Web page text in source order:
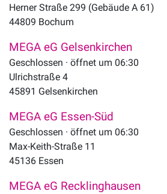
Herner Straße 299 (Gebäude A 61)
44809 Bochum
MEGA eG Gelsenkirchen
Geschlossen · öffnet um 06:30
Ulrichstraße 4
45891 Gelsenkirchen
MEGA eG Essen-Süd
Geschlossen · öffnet um 06:30
Max-Keith-Straße 11
45136 Essen
MEGA eG Recklinghausen